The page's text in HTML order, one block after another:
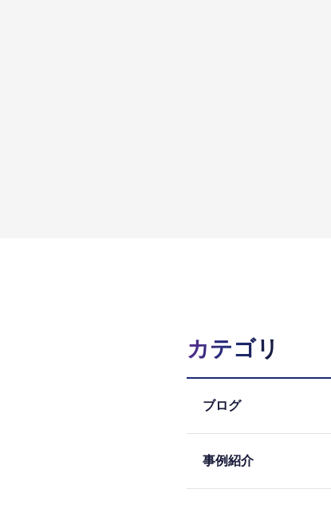
カテゴリ
ブログ
事例紹介